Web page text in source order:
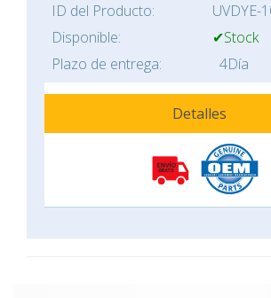
ID del Producto:
UVDYE-
Disponible:
✔Stock
Plazo de entrega:
4Día
Detalles